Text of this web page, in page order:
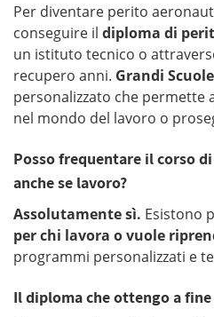
Per diventare perito
conseguire il diploma di
un istituto tecnico o
recupero anni. Grandi Scuole
personalizzato che permette
nel mondo del lavoro o
Posso frequentare il corso
anche se lavoro?
Assolutamente sì. Esistono
per chi lavora o vuole
programmi personalizzati e
Il diploma che ottengo a fine